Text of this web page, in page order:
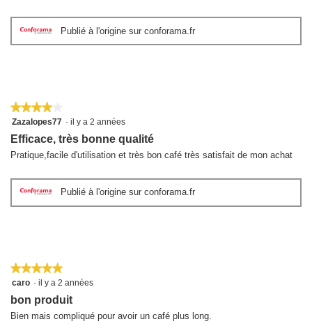
Publié à l'origine sur conforama.fr
★★★★★
★★★★★
4
5
Zazalopes77 · il y a 2 années
Efficace, très bonne qualité
Pratique,facile d'utilisation et très bon café très satisfait de mon achat
Publié à l'origine sur conforama.fr
★★★★★
★★★★★
5
5
caro · il y a 2 années
bon produit
Bien mais compliqué pour avoir un café plus long.